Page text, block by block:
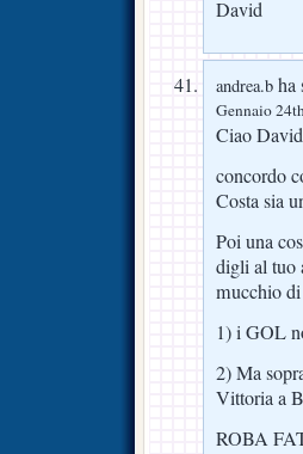
David
andrea.b ha
Gennaio
Ciao
concordo
Costa sia
Poi una
digli al tuo
mucchio
1) i GOL
2) Ma
Vittoria a
ROBA